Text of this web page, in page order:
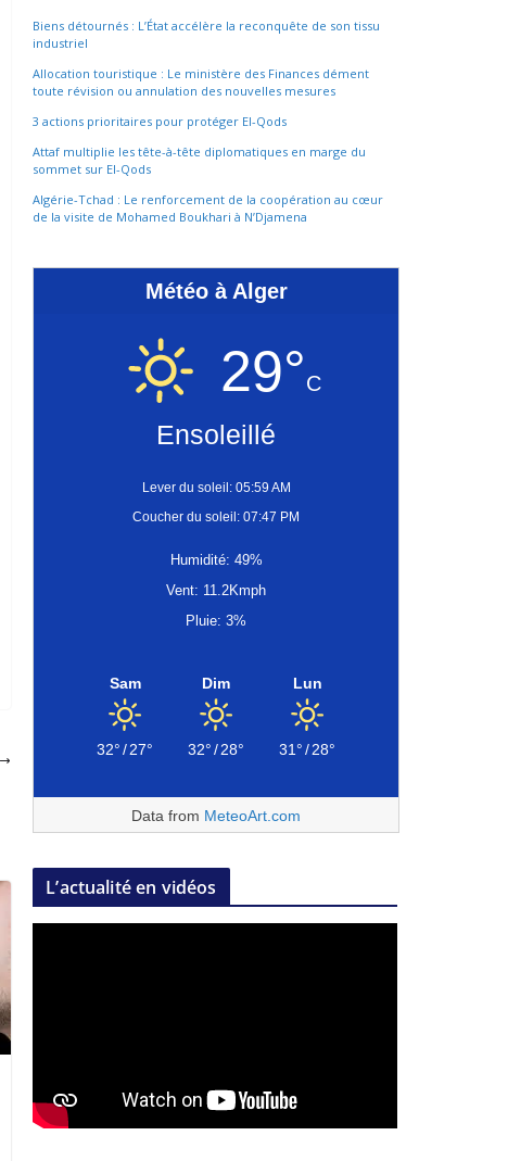
Biens détournés : L’État accélère la reconquête de son tissu
industriel
Allocation touristique : Le ministère des Finances dément
toute révision ou annulation des nouvelles mesures
3 actions prioritaires pour protéger El-Qods
Attaf multiplie les tête-à-tête diplomatiques en marge du
sommet sur El-Qods
Algérie-Tchad : Le renforcement de la coopération au cœur
de la visite de Mohamed Boukhari à N’Djamena
Météo à Alger
29°C
Ensoleillé
Lever du soleil: 05:59 AM
Coucher du soleil: 07:47 PM
Humidité: 49%
Vent: 11.2Kmph
Pluie: 3%
Sam
32°/27°
Dim
32°/28°
Lun
31°/28°
Data from MeteoArt.com
L’actualité en vidéos